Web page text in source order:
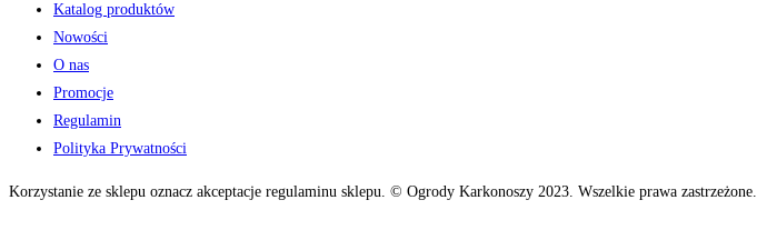
Katalog produktów
Nowości
O nas
Promocje
Regulamin
Polityka Prywatności
Korzystanie ze sklepu oznacz akceptacje regulaminu sklepu. © Ogrody Karkonoszy 2023. Wszelkie prawa zastrzeżone.